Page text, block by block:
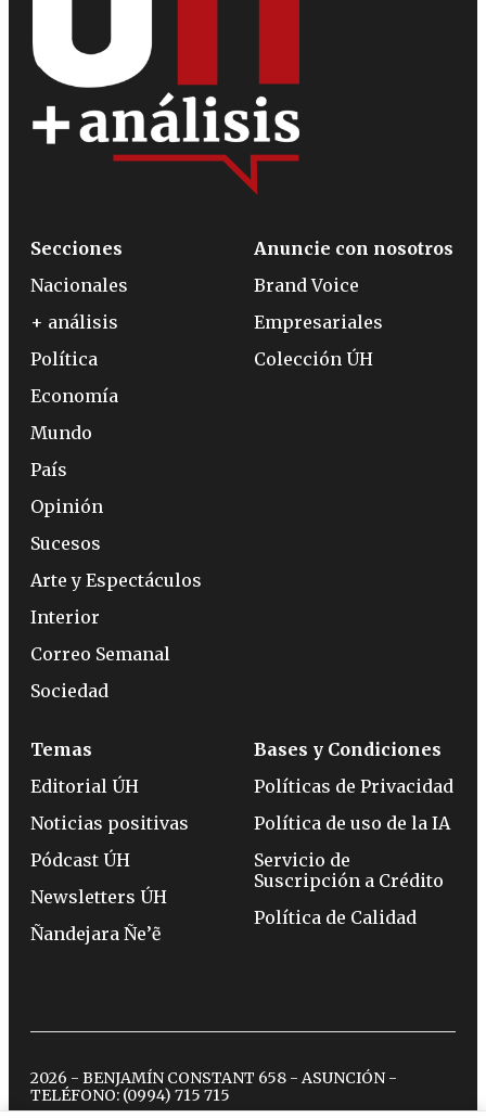
Secciones
Nacionales
+ análisis
Política
Economía
Mundo
País
Opinión
Sucesos
Arte y Espectáculos
Interior
Correo Semanal
Sociedad
Anuncie con nosotros
Brand Voice
Empresariales
Colección ÚH
Temas
Editorial ÚH
Noticias positivas
Pódcast ÚH
Newsletters ÚH
Ñandejara Ñe’ẽ
Bases y Condiciones
Políticas de Privacidad
Política de uso de la IA
Servicio de
Suscripción a Crédito
Política de Calidad
2026 - BENJAMÍN CONSTANT 658 - ASUNCIÓN -
TELÉFONO: (0994) 715 715